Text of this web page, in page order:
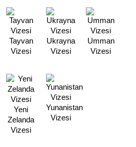
Tayvan
Vizesi
Ukrayna
Vizesi
Umman
Vizesi
Yeni
Zelanda
Vizesi
Yunanistan
Vizesi